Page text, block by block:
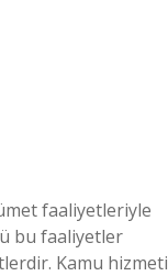
faaliyetleriyle
bu faaliyetler
Kamu hizmeti